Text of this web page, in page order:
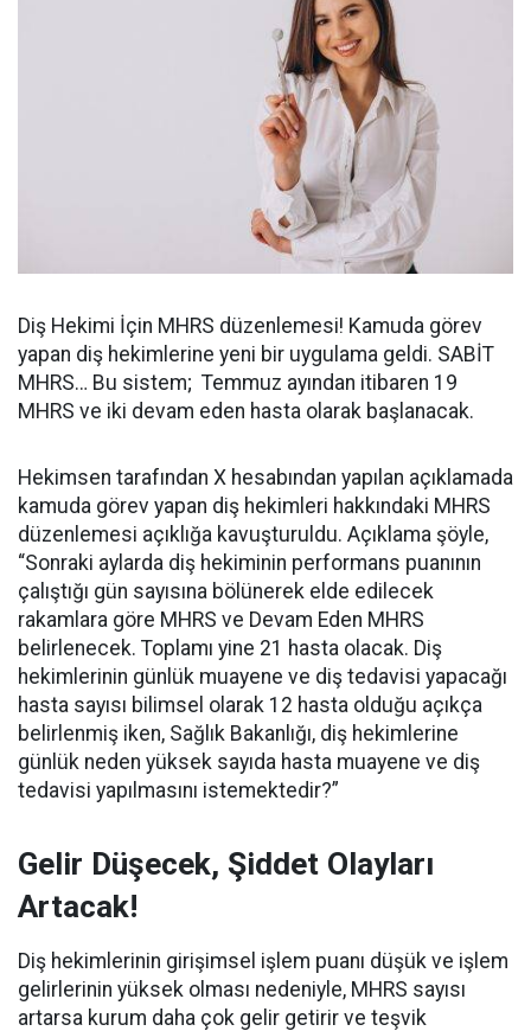
Diş Hekimi İçin MHRS düzenlemesi! Kamuda görev
yapan diş hekimlerine yeni bir uygulama geldi. SABİT
MHRS… Bu sistem; Temmuz ayından itibaren 19
MHRS ve iki devam eden hasta olarak başlanacak.
Hekimsen tarafından X hesabından yapılan açıklamada
kamuda görev yapan diş hekimleri hakkındaki MHRS
düzenlemesi açıklığa kavuşturuldu. Açıklama şöyle,
“Sonraki aylarda diş hekiminin performans puanının
çalıştığı gün sayısına bölünerek elde edilecek
rakamlara göre MHRS ve Devam Eden MHRS
belirlenecek. Toplamı yine 21 hasta olacak. Diş
hekimlerinin günlük muayene ve diş tedavisi yapacağı
hasta sayısı bilimsel olarak 12 hasta olduğu açıkça
belirlenmiş iken, Sağlık Bakanlığı, diş hekimlerine
günlük neden yüksek sayıda hasta muayene ve diş
tedavisi yapılmasını istemektedir?”
Gelir Düşecek, Şiddet Olayları
Artacak!
Diş hekimlerinin girişimsel işlem puanı düşük ve işlem
gelirlerinin yüksek olması nedeniyle, MHRS sayısı
artarsa kurum daha çok gelir getirir ve teşvik